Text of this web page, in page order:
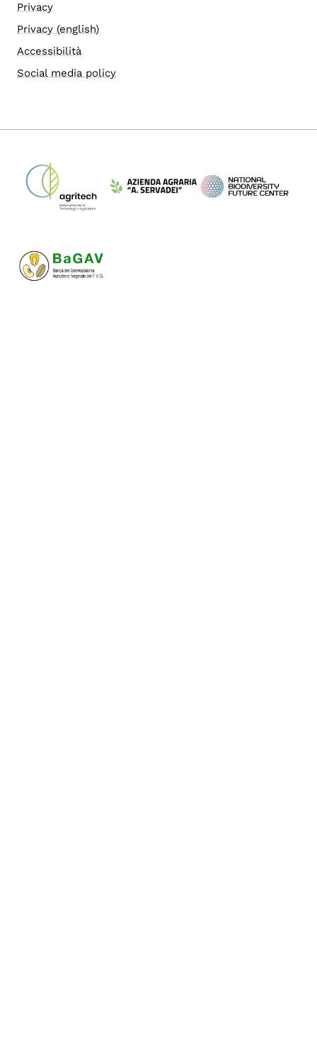
Privacy
Privacy (english)
Accessibilità
Social media policy